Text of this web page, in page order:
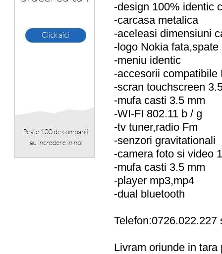
-design 100% identic
-carcasa metalica
-aceleasi dimensiuni
-logo Nokia fata,spate
-meniu identic
-accesorii compatibile
-scran touchscreen
-mufa casti 3.5 mm
-WI-FI 802.11 b / g
-tv tuner,radio Fm
-senzori gravitationali
-camera foto si video
-mufa casti 3.5 mm
-player mp3,mp4
-dual bluetooth
Telefon:0726.022.227
Livram oriunde in